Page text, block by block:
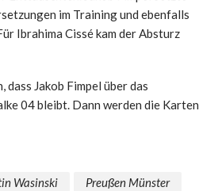
im Training und ebenfalls
Ibrahima Cissé kam der Absturz
Jakob Fimpel über das
04 bleibt. Dann werden die Karten
Wasinski
Preußen Münster